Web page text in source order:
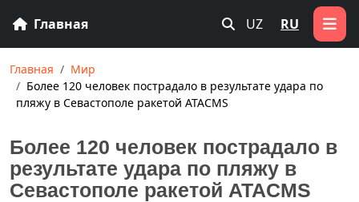
Главная UZ RU
Главная
Мир
Более 120 человек пострадало в результате удара по
пляжу в Севастополе ракетой ATACMS
Более 120 человек пострадало в
результате удара по пляжу в
Севастополе ракетой ATACMS